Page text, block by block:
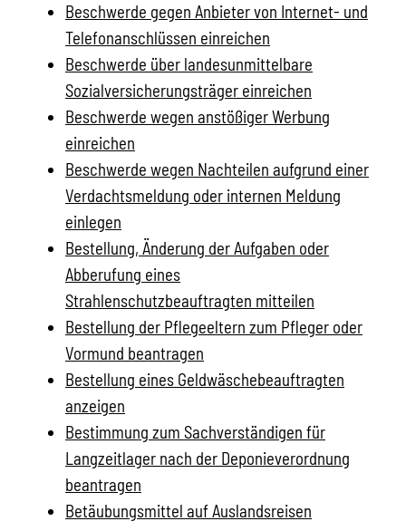
Beschwerde gegen Anbieter von Internet- und
Telefonanschlüssen einreichen
Beschwerde über landesunmittelbare
Sozialversicherungsträger einreichen
Beschwerde wegen anstößiger Werbung
einreichen
Beschwerde wegen Nachteilen aufgrund einer
Verdachtsmeldung oder internen Meldung
einlegen
Bestellung, Änderung der Aufgaben oder
Abberufung eines
Strahlenschutzbeauftragten mitteilen
Bestellung der Pflegeeltern zum Pfleger oder
Vormund beantragen
Bestellung eines Geldwäschebeauftragten
anzeigen
Bestimmung zum Sachverständigen für
Langzeitlager nach der Deponieverordnung
beantragen
Betäubungsmittel auf Auslandsreisen